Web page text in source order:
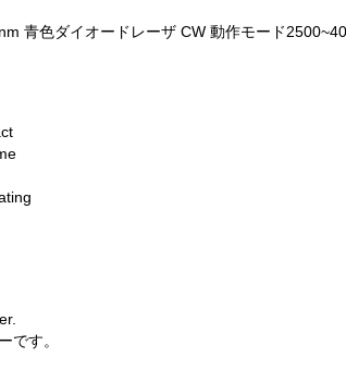
青色ダイオードレーザ CW 動作モード
です。